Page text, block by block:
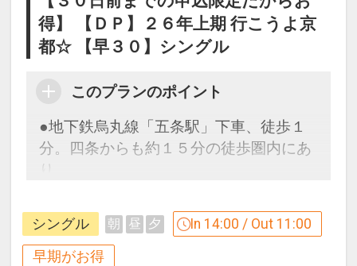
得】 【ＤＰ】２６年上期 行こうよ京
都☆ 【早３０】シングル
このプランのポイント
●地下鉄烏丸線「五条駅」下車、徒歩１
分。四条からも約１５分の徒歩圏内にあ
り、
ホテルにはサウナ付の大浴場を備え、和
テイストな設えで旅の疲れをを癒しま
す。
シングル 朝 昼 夕 In 14:00 / Out 11:00
早期がお得